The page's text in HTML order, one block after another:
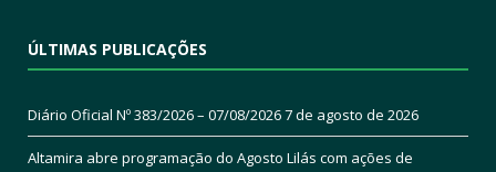
ÚLTIMAS PUBLICAÇÕES
Diário Oficial Nº 383/2026 – 07/08/20267 de agosto de 2026
Altamira abre programação do Agosto Lilás com ações de